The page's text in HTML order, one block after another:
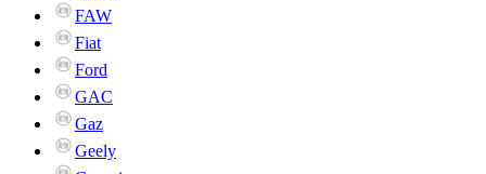
FAW
Fiat
Ford
GAC
Gaz
Geely